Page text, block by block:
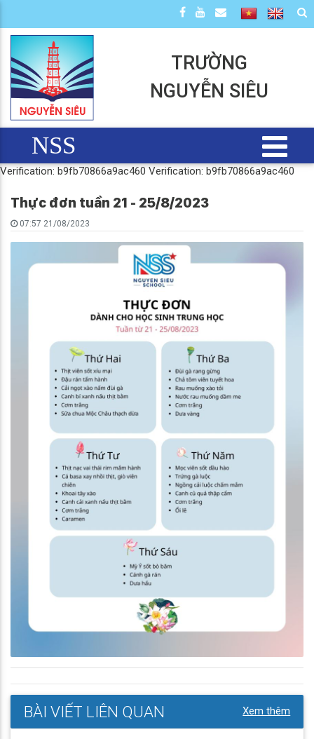
TRƯỜNG
NGUYỄN SIÊU
NSS
Verification: b9fb70866a9ac460 Verification: b9fb70866a9ac460
Thực đơn tuần 21 - 25/8/2023
07:57 21/08/2023
BÀI VIẾT LIÊN QUAN Xem thêm